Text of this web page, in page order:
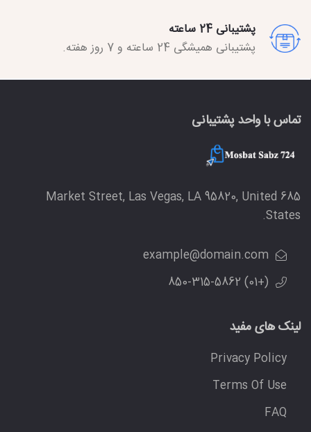
پشتیبانی 24 ساعته
پشتیبانی همیشگی 24 ساعته و 7 روز هفته.
تماس با واحد پشتیبانی
685 Market Street, Las Vegas, LA 95820, United
States.
example@domain.com
(+01) 850-315-5862
لینک های مفید
Privacy Policy
Terms Of Use
FAQ